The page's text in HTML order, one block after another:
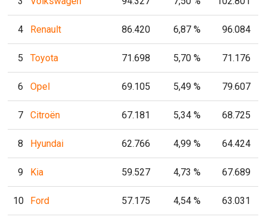
4 Renault 86.420 6,87 % 96.084
5 Toyota 71.698 5,70 % 71.176
6 Opel 69.105 5,49 % 79.607
7 Citroën 67.181 5,34 % 68.725
8 Hyundai 62.766 4,99 % 64.424
9 Kia 59.527 4,73 % 67.689
10 Ford 57.175 4,54 % 63.031